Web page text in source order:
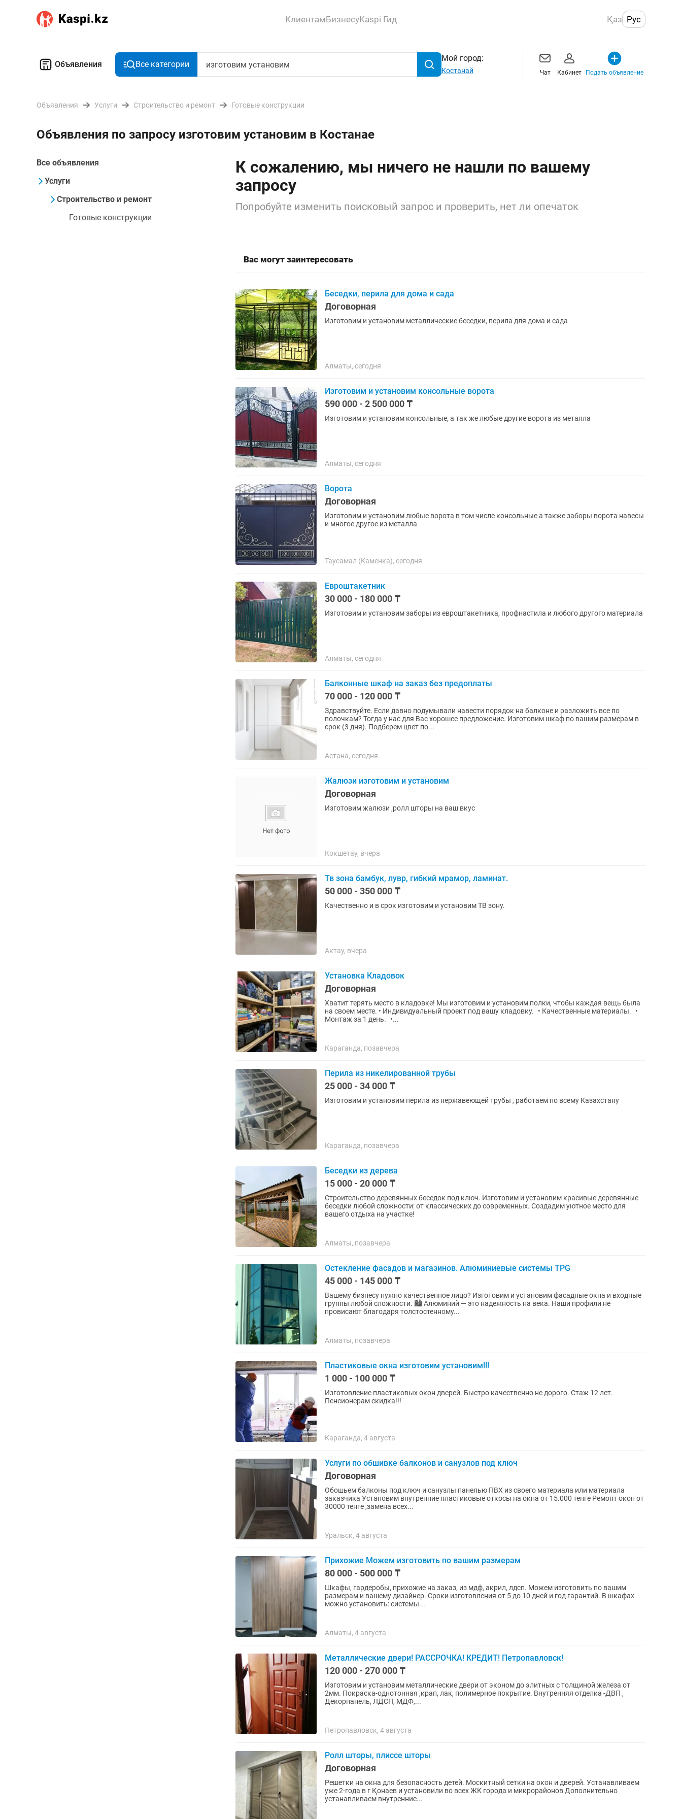
КлиентамБизнесуKaspi Гид Қаз Рус
Объявления Все категории
Мой город:
Костанай Чат Кабинет Подать объявление
Объявления Услуги Строительство и ремонт Готовые конструкции
Объявления по запросу изготовим установим в Костанае
Все объявления
Услуги
Строительство и ремонт
Готовые конструкции
К сожалению, мы ничего не нашли по вашему
запросу
Попробуйте изменить поисковый запрос и проверить, нет ли опечаток
Вас могут заинтересовать
Беседки, перила для дома и сада
Договорная
Изготовим и установим металлические беседки, перила для дома и сада
Алматы, сегодня
Изготовим и установим консольные ворота
590 000 - 2 500 000 ₸
Изготовим и установим консольные, а так же любые другие ворота из металла
Алматы, сегодня
Ворота
Договорная
Изготовим и установим любые ворота в том числе консольные а также заборы ворота навесы
и многое другое из металла
Таусамал (Каменка), сегодня
Евроштакетник
30 000 - 180 000 ₸
Изготовим и установим заборы из евроштакетника, профнастила и любого другого материала
Алматы, сегодня
Балконные шкаф на заказ без предоплаты
70 000 - 120 000 ₸
Здравствуйте. Если давно подумывали навести порядок на балконе и разложить все по
полочкам? Тогда у нас для Вас хорошее предложение. Изготовим шкаф по вашим размерам в
срок (3 дня). Подберем цвет по...
Астана, сегодня
Жалюзи изготовим и установим
Договорная
Изготовим жалюзи ,ролл шторы на ваш вкус
Кокшетау, вчера
Тв зона бамбук, лувр, гибкий мрамор, ламинат.
50 000 - 350 000 ₸
Качественно и в срок изготовим и установим ТВ зону.
Актау, вчера
Установка Кладовок
Договорная
Хватит терять место в кладовке! Мы изготовим и установим полки, чтобы каждая вещь была
на своем месте. • Индивидуальный проект под вашу кладовку. • Качественные материалы. •
Монтаж за 1 день. •...
Караганда, позавчера
Перила из никелированной трубы
25 000 - 34 000 ₸
Изготовим и установим перила из нержавеющей трубы , работаем по всему Казахстану
Караганда, позавчера
Беседки из дерева
15 000 - 20 000 ₸
Строительство деревянных беседок под ключ. Изготовим и установим красивые деревянные
беседки любой сложности: от классических до современных. Создадим уютное место для
вашего отдыха на участке!
Алматы, позавчера
Остекление фасадов и магазинов. Алюминиевые системы TPG
45 000 - 145 000 ₸
Вашему бизнесу нужно качественное лицо? Изготовим и установим фасадные окна и входные
группы любой сложности. 🏙️ Алюминий — это надежность на века. Наши профили не
провисают благодаря толстостенному...
Алматы, позавчера
Пластиковые окна изготовим установим!!!
1 000 - 100 000 ₸
Изготовление пластиковых окон дверей. Быстро качественно не дорого. Стаж 12 лет.
Пенсионерам скидка!!!
Караганда, 4 августа
Услуги по обшивке балконов и санузлов под ключ
Договорная
Обошьем балконы под ключ и санузлы панелью ПВХ из своего материала или материала
заказчика Установим внутренние пластиковые откосы на окна от 15.000 тенге Ремонт окон от
30000 тенге ,замена всех...
Уральск, 4 августа
Прихожие Можем изготовить по вашим размерам
80 000 - 500 000 ₸
Шкафы, гардеробы, прихожие на заказ, из мдф, акрил, лдсп. Можем изготовить по вашим
размерам и вашему дизайнер. Сроки изготовления от 5 до 10 дней и год гарантий. В шкафах
можно установить: системы...
Алматы, 4 августа
Металлические двери! РАССРОЧКА! КРЕДИТ! Петропавловск!
120 000 - 270 000 ₸
Изготовим и установим металлические двери от эконом до элитных с толщиной железа от
2мм. Покраска-однотонная ,крап, лак, полимерное покрытие. Внутренняя отделка -ДВП ,
Декорпанель, ЛДСП, МДФ,...
Петропавловск, 4 августа
Ролл шторы, плиссе шторы
Договорная
Решетки на окна для безопасность детей. Москитный сетки на окон и дверей. Устанавливаем
уже 2-года в г Қонаев и установили во всех ЖК города и микрорайонов Дополнительно
устанавливаем внутренние...